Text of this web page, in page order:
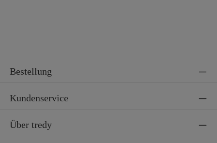
Bestellung
Kundenservice
Über tredy